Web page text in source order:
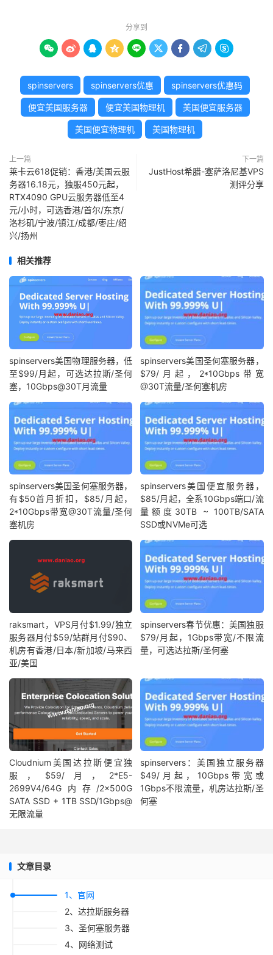
分享到
        
spinservers spinservers优惠 spinservers优惠码
便宜美国服务器 便宜美国物理机 美国便宜服务器
美国便宜物理机 美国物理机
上一篇
莱卡云618促销：香港/美国云服
务器16.18元，独服450元起，
RTX4090 GPU云服务器低至4
元/小时，可选香港/首尔/东京/
洛杉矶/宁波/镇江/成都/枣庄/绍
兴/扬州
下一篇
JustHost希腊-塞萨洛尼基VPS
测评分享
相关推荐
spinservers美国物理服务器，低
至$99/月起，可选达拉斯/圣何
塞，10Gbps@30T月流量
spinservers美国圣何塞服务器，
$79/月起，2*10Gbps带宽
@30T流量/圣何塞机房
spinservers美国圣何塞服务器，
有$50首月折扣，$85/月起，
2*10Gbps带宽@30T流量/圣何
塞机房
spinservers美国便宜服务器，
$85/月起，全系10Gbps端口/流
量额度30TB ~ 100TB/SATA
SSD或NVMe可选
raksmart，VPS月付$1.99/独立
服务器月付$59/站群月付$90、
机房有香港/日本/新加坡/马来西
亚/美国
spinservers春节优惠：美国独服
$79/月起，1Gbps带宽/不限流
量，可选达拉斯/圣何塞
Cloudnium美国达拉斯便宜独
服，$59/月，2*E5-
2699V4/64G内存/2×500G
SATA SSD + 1TB SSD/1Gbps@
无限流量
spinservers：美国独立服务器
$49/月起，10Gbps带宽或
1Gbps不限流量，机房达拉斯/圣
何塞
文章目录
1、官网
2、达拉斯服务器
3、圣何塞服务器
4、网络测试